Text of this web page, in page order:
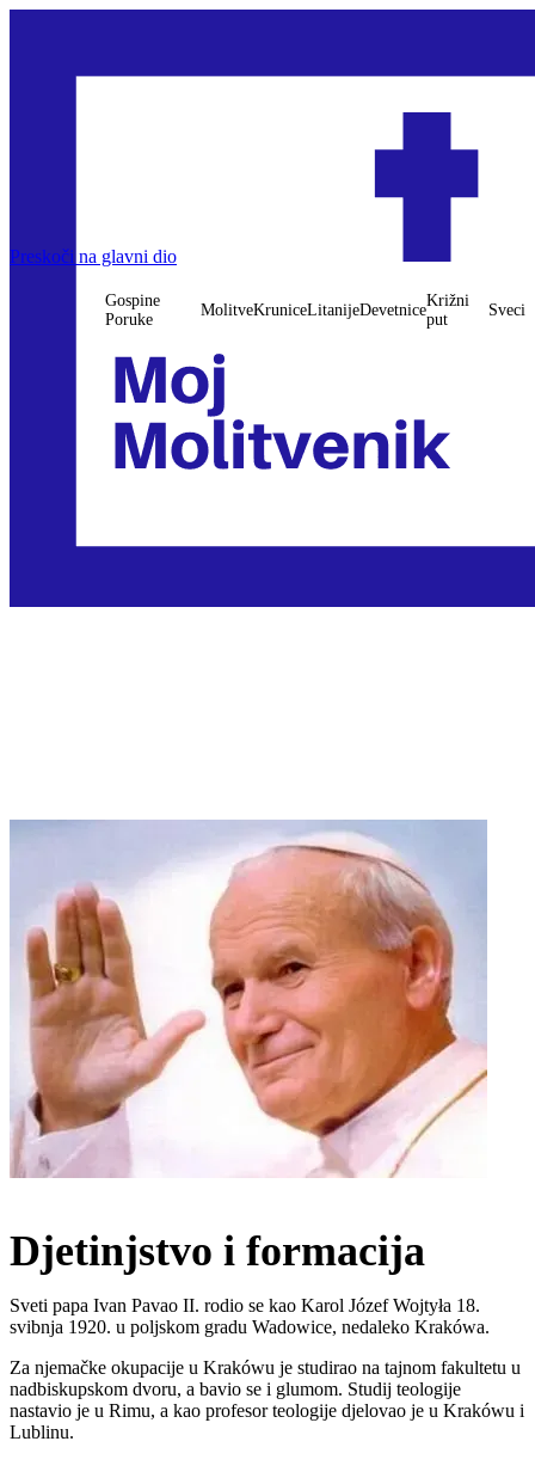
Preskoči na glavni dio
Gospine
Poruke
MolitveKruniceLitanijeDevetnice
Križni
put
Sveci
Djetinjstvo i formacija
Sveti papa Ivan Pavao II. rodio se kao Karol Józef Wojtyła 18.
svibnja 1920. u poljskom gradu Wadowice, nedaleko Krakówa.
Za njemačke okupacije u Krakówu je studirao na tajnom fakultetu u
nadbiskupskom dvoru, a bavio se i glumom. Studij teologije
nastavio je u Rimu, a kao profesor teologije djelovao je u Krakówu i
Lublinu.